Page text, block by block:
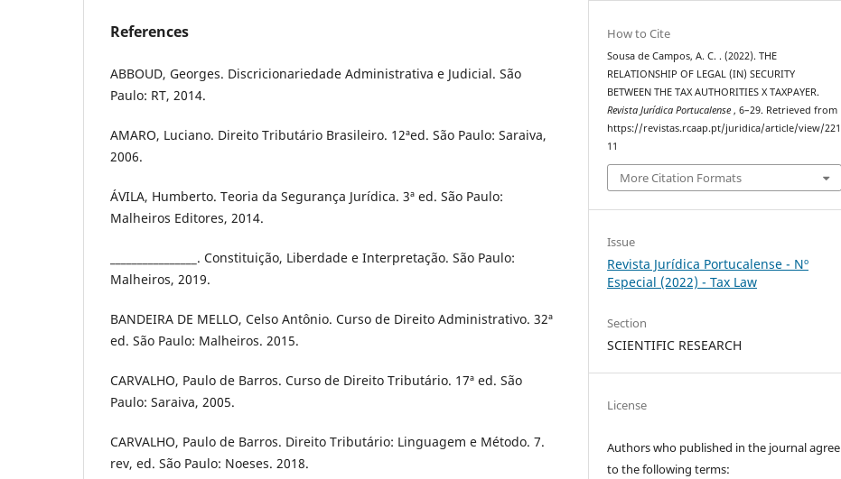
References
ABBOUD, Georges. Discricionariedade Administrativa e Judicial. São
Paulo: RT, 2014.
AMARO, Luciano. Direito Tributário Brasileiro. 12ªed. São Paulo: Saraiva,
2006.
ÁVILA, Humberto. Teoria da Segurança Jurídica. 3ª ed. São Paulo:
Malheiros Editores, 2014.
________________. Constituição, Liberdade e Interpretação. São Paulo:
Malheiros, 2019.
BANDEIRA DE MELLO, Celso Antônio. Curso de Direito Administrativo. 32ª
ed. São Paulo: Malheiros. 2015.
CARVALHO, Paulo de Barros. Curso de Direito Tributário. 17ª ed. São
Paulo: Saraiva, 2005.
CARVALHO, Paulo de Barros. Direito Tributário: Linguagem e Método. 7.
rev, ed. São Paulo: Noeses. 2018.
How to Cite
Sousa de Campos, A. C. . (2022). THE
RELATIONSHIP OF LEGAL (IN) SECURITY
BETWEEN THE TAX AUTHORITIES X TAXPAYER.
Revista Jurídica Portucalense , 6–29. Retrieved from
https://revistas.rcaap.pt/juridica/article/view/221
11
More Citation Formats
Issue
Revista Jurídica Portucalense - Nº
Especial (2022) - Tax Law
Section
SCIENTIFIC RESEARCH
License
Authors who published in the journal agree
to the following terms: